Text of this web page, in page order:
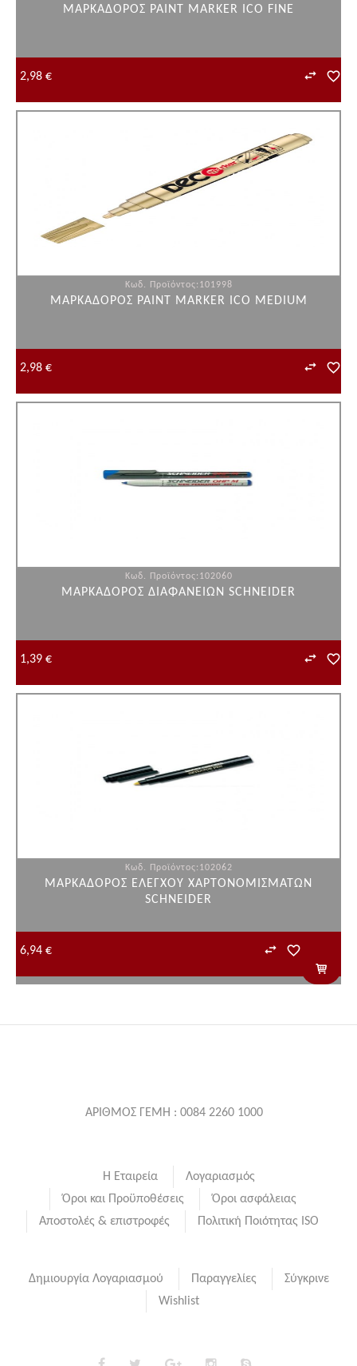
ΜΑΡΚΑΔΟΡΟΣ PAINT MARKER ICO FINE
2,98 €
Κωδ. Προϊόντος:101998
ΜΑΡΚΑΔΟΡΟΣ PAINT MARKER ICO MEDIUM
2,98 €
Κωδ. Προϊόντος:102060
ΜΑΡΚΑΔΟΡΟΣ ΔΙΑΦΑΝΕΙΩΝ SCHNEIDER
1,39 €
Κωδ. Προϊόντος:102062
ΜΑΡΚΑΔΟΡΟΣ ΕΛΕΓΧΟΥ ΧΑΡΤΟΝΟΜΙΣΜΑΤΩΝ
SCHNEIDER
6,94 €
ΑΡΙΘΜΟΣ ΓΕΜΗ : 0084 2260 1000
Η Εταιρεία
Λογαριασμός
Όροι και Προϋποθέσεις
Όροι ασφάλειας
Αποστολές & επιστροφές
Πολιτική Ποιότητας ISO
Δημιουργία Λογαριασμού Παραγγελίες
Σύγκρινε
Wishlist